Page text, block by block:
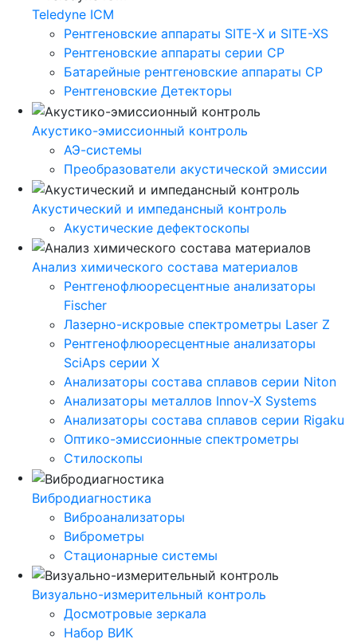
Teledyne ICM
Рентгеновские аппараты SITE-X и SITE-XS
Рентгеновские аппараты серии CP
Батарейные рентгеновские аппараты CP
Рентгеновские Детекторы
Акустико-эмисcионный контроль
АЭ-системы
Преобразователи акустической эмиссии
Акустический и импедансный контроль
Акустические дефектоскопы
Анализ химического состава материалов
Рентгенофлюоресцентные анализаторы
Fischer
Лазерно-искровые спектрометры Laser Z
Рентгенофлюоресцентные анализаторы
SciAps серии Х
Анализаторы состава сплавов серии Niton
Анализаторы металлов Innov-X Systems
Анализаторы состава сплавов серии Rigaku
Оптико-эмиссионные спектрометры
Стилоскопы
Вибродиагностика
Виброанализаторы
Виброметры
Стационарные системы
Визуально-измерительный контроль
Досмотровые зеркала
Набор ВИК